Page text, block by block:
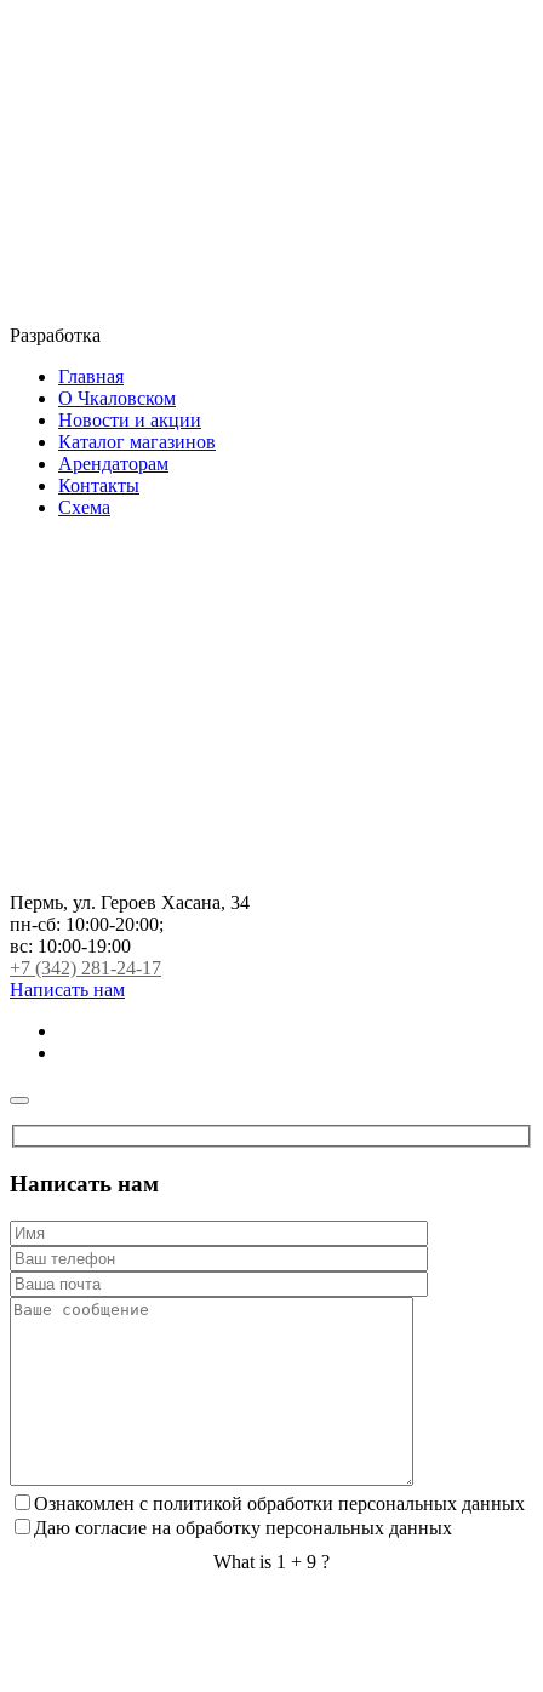
Разработка
Главная
О Чкаловском
Новости и акции
Каталог магазинов
Арендаторам
Контакты
Схема
Пермь, ул. Героев Хасана, 34
пн-сб: 10:00-20:00;
вс: 10:00-19:00
+7 (342) 281-24-17
Написать нам
Написать нам
Ознакомлен с политикой обработки персональных данных
Даю согласие на обработку персональных данных
What is 1 + 9 ?